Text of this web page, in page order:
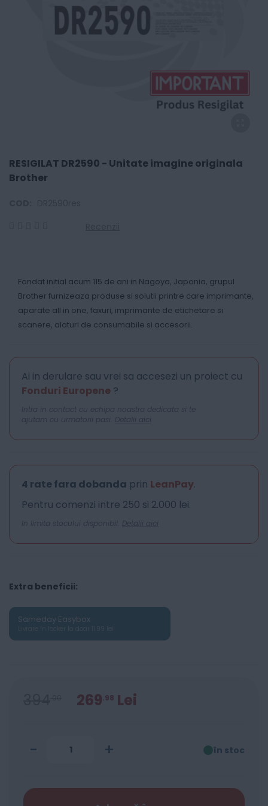
RESIGILAT DR2590 - Unitate imagine originala
Brother
Fondat initial acum 115 de ani in Nagoya, Japonia, grupul
Brother furnizeaza produse si solutii printre care imprimante,
aparate all in one, faxuri, imprimante de etichetare si
scanere, alaturi de consumabile si accesorii.
Ai in derulare sau vrei sa accesezi un proiect cu
Fonduri Europene ?
Intra in contact cu echipa noastra dedicata si te
ajutam cu urmatorii pasi. Detalii aici
4 rate fara dobanda prin LeanPay.
Pentru comenzi intre 250 si 2.000 lei.
In limita stocului disponibil. Detalii aici
Extra beneficii:
Sameday Easybox
269 98 Lei
- + în stoc